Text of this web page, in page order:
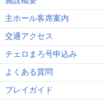
主ホール客席案内
交通アクセス
チェロまろ号申込み
よくある質問
プレイガイド